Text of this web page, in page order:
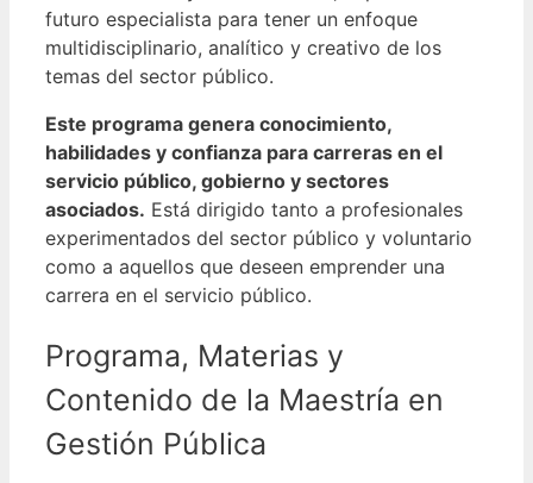
futuro especialista para tener un enfoque
multidisciplinario, analítico y creativo de los
temas del sector público.
Este programa genera conocimiento,
habilidades y confianza para carreras en el
servicio público, gobierno y sectores
asociados. Está dirigido tanto a profesionales
experimentados del sector público y voluntario
como a aquellos que deseen emprender una
carrera en el servicio público.
Programa, Materias y
Contenido de la Maestría en
Gestión Pública